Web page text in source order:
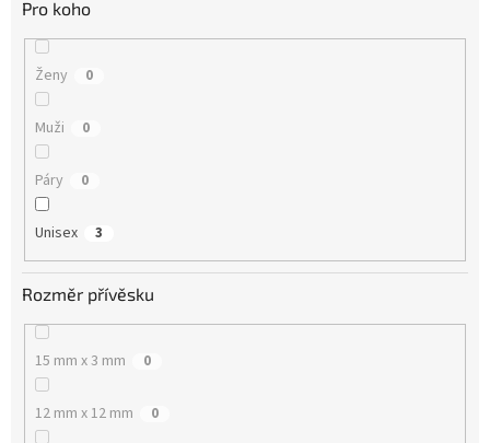
Pro koho
Ženy 0
Muži 0
Páry 0
Unisex 3
Rozměr přívěsku
15 mm x 3 mm 0
12 mm x 12 mm 0